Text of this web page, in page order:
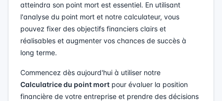
atteindra son point mort est essentiel. En utilisant
l'analyse du point mort et notre calculateur, vous
pouvez fixer des objectifs financiers clairs et
réalisables et augmenter vos chances de succès à
long terme.
Commencez dès aujourd'hui à utiliser notre
Calculatrice du point mort pour évaluer la position
financière de votre entreprise et prendre des décisions